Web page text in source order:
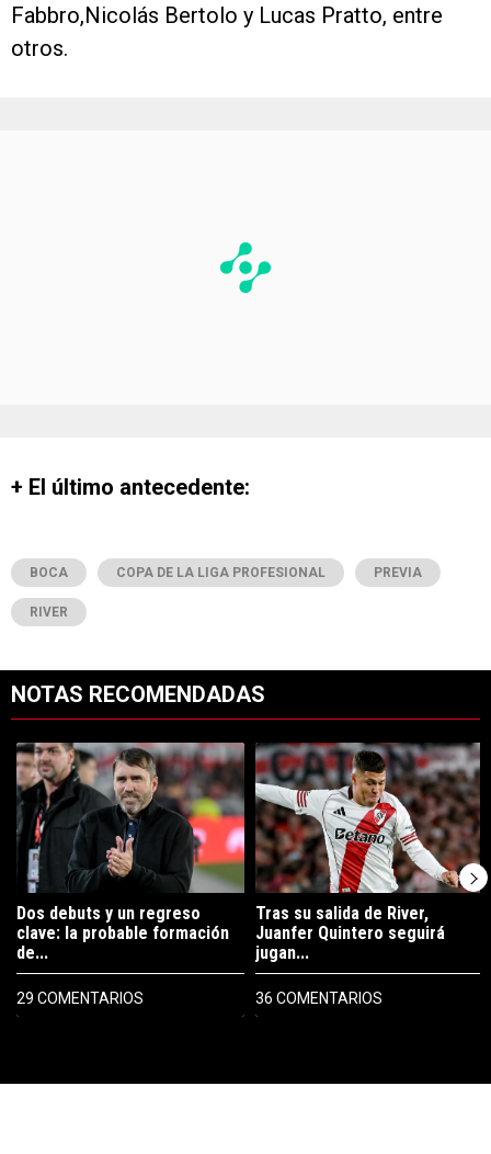
Fabbro,Nicolás Bertolo y Lucas Pratto, entre
otros.
+ El último antecedente:
BOCA COPA DE LA LIGA PROFESIONAL PREVIA
RIVER
NOTAS RECOMENDADAS
Un artículo de tendencia con el título "Dos debuts y un regreso
Dos debuts y un regreso
clave: la probable formación
de...
29 COMENTARIOS
Un artículo de tendencia con el
Tras su salida de River,
Juanfer Quintero seguirá
jugan...
36 COMENTARIOS